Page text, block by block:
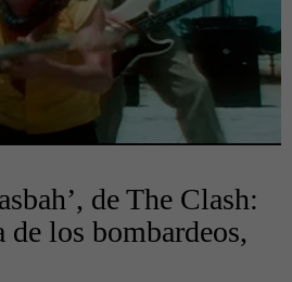
de The Clash:
de los bombardeos,